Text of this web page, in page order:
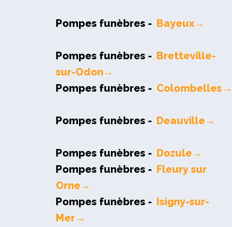
Pompes funèbres - Bayeux→
Pompes funèbres - Bretteville-
sur-Odon→
Pompes funèbres - Colombelles→
Pompes funèbres - Deauville→
Pompes funèbres - Dozule→
Pompes funèbres - Fleury sur
Orne→
Pompes funèbres - Isigny-sur-
Mer→